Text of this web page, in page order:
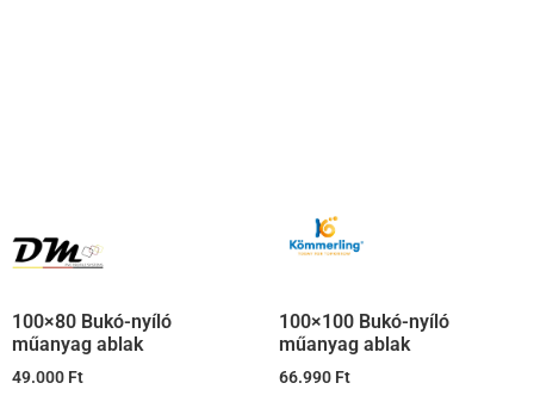
100×80 Bukó-nyíló
műanyag ablak
49.000 Ft
100×100 Bukó-nyíló
műanyag ablak
66.990 Ft